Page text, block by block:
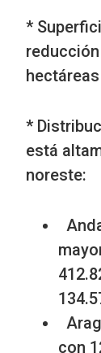
*
*
está
noreste:
con